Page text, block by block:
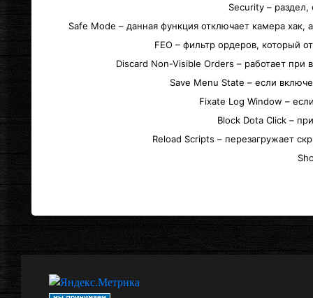
Security –
Safe Mode – данная функция отключает камера
FEO – фильтр ордеров, который
Discard Non-Visible Orders – работает
Save Menu State – если
Fixate Log Window –
Block Dota Click –
Reload Scripts – перезагружает